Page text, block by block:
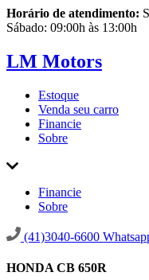
Horário de atendimento:
Sábado: 09:00h às 13:00h
LM Motors
Estoque
Venda seu carro
Financie
Sobre
Financie
Sobre
(41)3040-6600
HONDA CB 650R